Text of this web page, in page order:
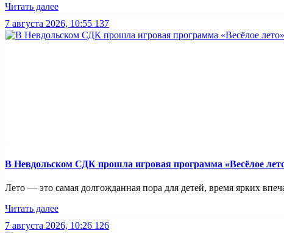
Читать далее
7 августа 2026, 10:55 137
В Невдольском СДК прошла игровая программа «Весёлое
Лето — это самая долгожданная пора для детей, время ярких
Читать далее
7 августа 2026, 10:26 126